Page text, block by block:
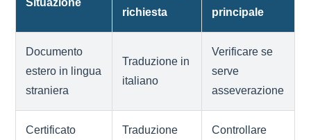
Situazione
richiesta
principale
Documento
estero in lingua
straniera
Traduzione in
italiano
Verificare se
serve
asseverazione
Certificato
Traduzione
Controllare